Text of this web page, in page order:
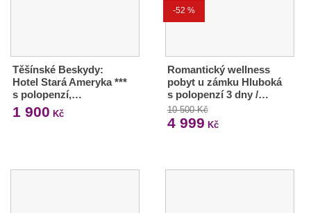
Těšínské Beskydy:
Hotel Stará Ameryka ***
s polopenzí,…
1 900 Kč
-52 %
Romantický wellness
pobyt u zámku Hluboká
s polopenzí 3 dny /…
10 500 Kč
4 999 Kč